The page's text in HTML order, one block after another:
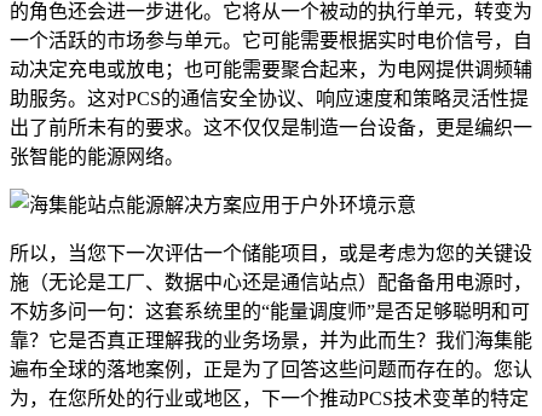
的角色还会进一步进化。它将从一个被动的执行单元，转变为
一个活跃的市场参与单元。它可能需要根据实时电价信号，自
动决定充电或放电；也可能需要聚合起来，为电网提供调频辅
助服务。这对PCS的通信安全协议、响应速度和策略灵活性提
出了前所未有的要求。这不仅仅是制造一台设备，更是编织一
张智能的能源网络。
所以，当您下一次评估一个储能项目，或是考虑为您的关键设
施（无论是工厂、数据中心还是通信站点）配备备用电源时，
不妨多问一句：这套系统里的“能量调度师”是否足够聪明和可
靠？它是否真正理解我的业务场景，并为此而生？我们海集能
遍布全球的落地案例，正是为了回答这些问题而存在的。您认
为，在您所处的行业或地区，下一个推动PCS技术变革的特定